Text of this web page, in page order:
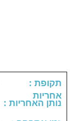
: תקופת
אחריות
: נותן האחריות